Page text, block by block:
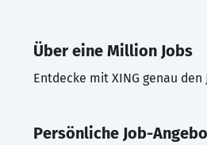
Über eine Million Jobs
Entdecke mit XING genau
Persönliche Job-